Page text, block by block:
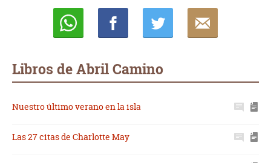
Libros de Abril Camino
Nuestro último verano en la isla
Las 27 citas de Charlotte May